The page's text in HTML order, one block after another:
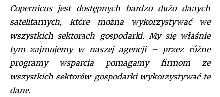
Copernicus jest dostępnych bardzo dużo danych
satelitarnych, które można wykorzystywać we
wszystkich sektorach gospodarki. My się właśnie
tym zajmujemy w naszej agencji – przez różne
programy wsparcia pomagamy firmom ze
wszystkich sektorów gospodarki wykorzystywać te
dane.